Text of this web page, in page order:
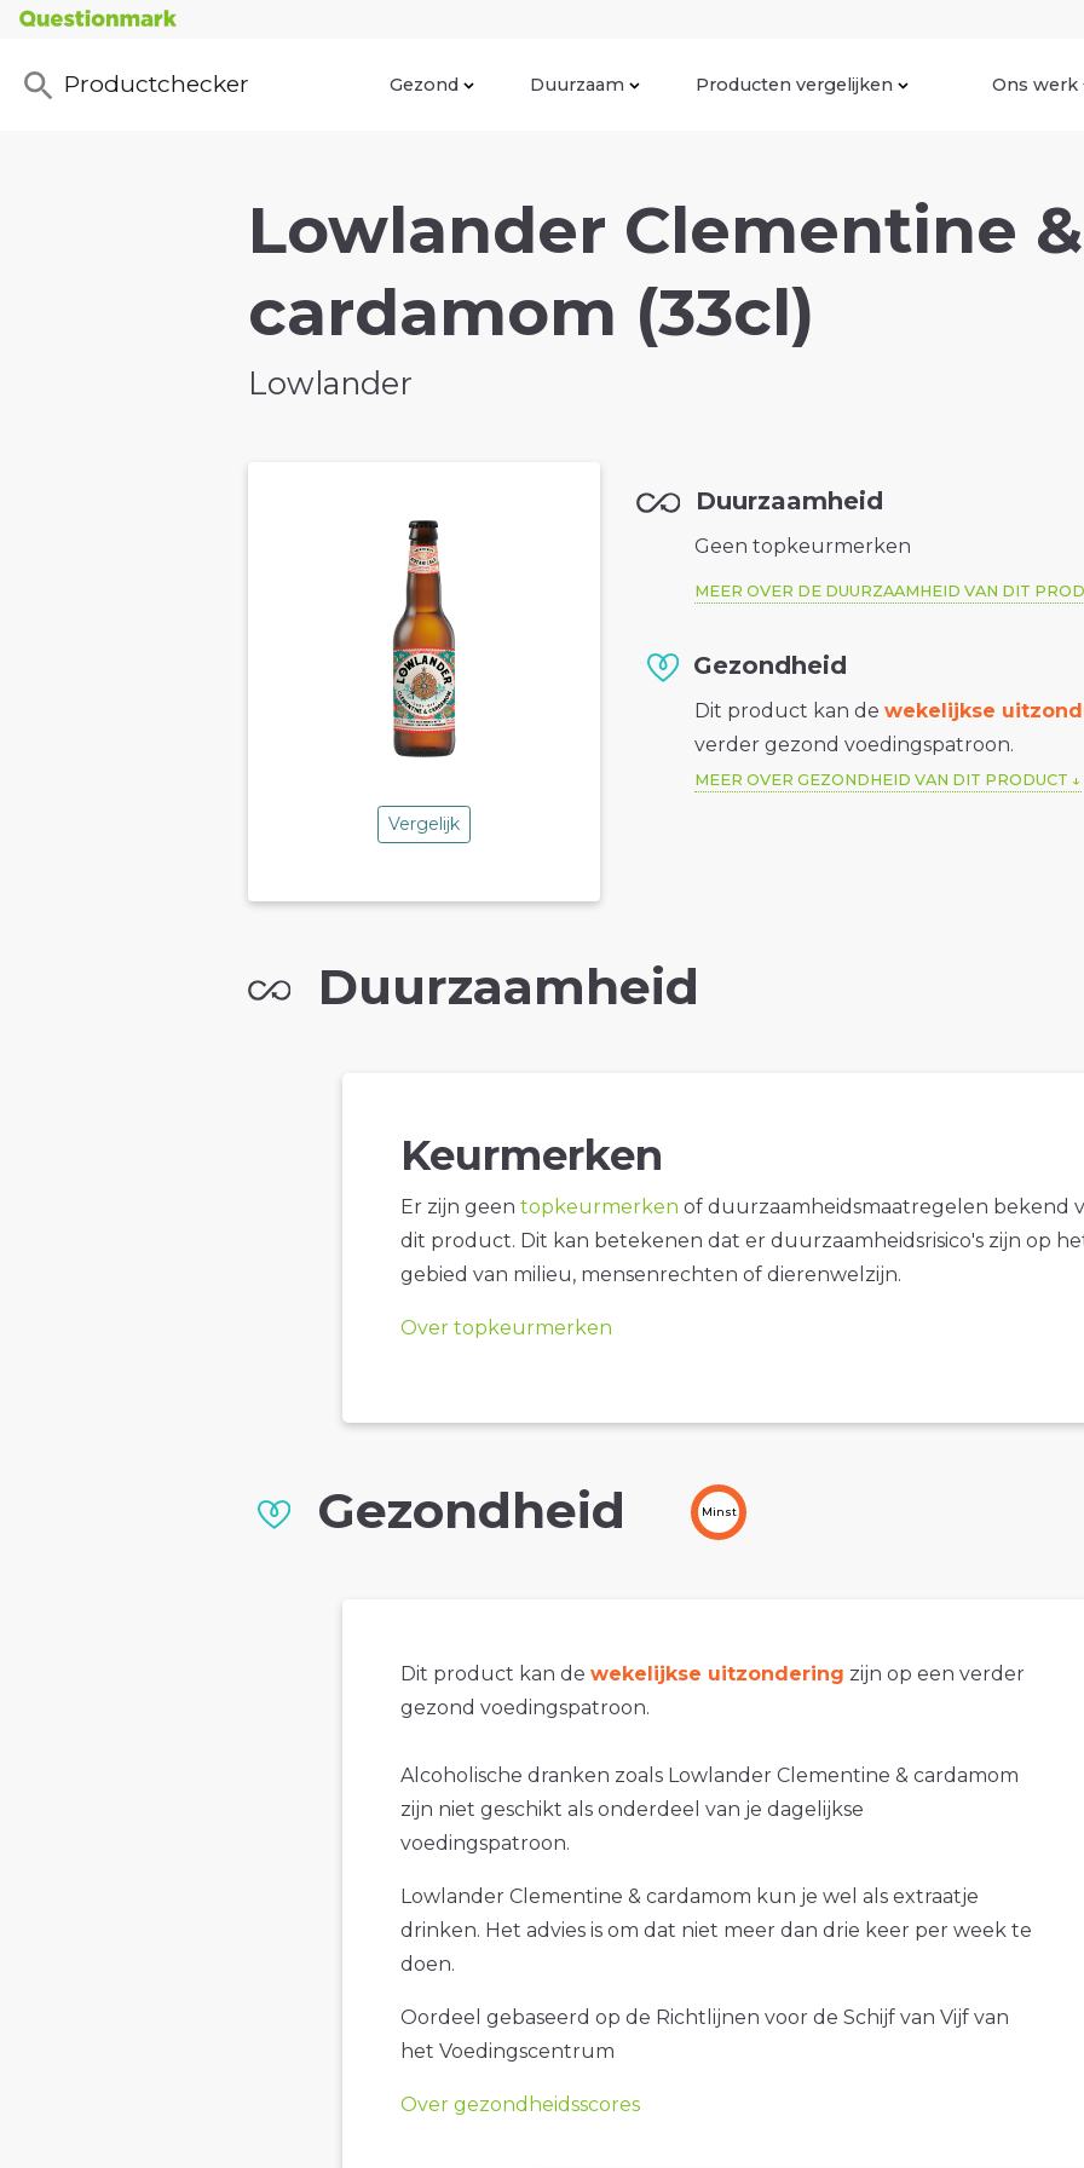
Productchecker Gezond Duurzaam Producten vergelijken Ons werk
Lowlander Clementine &
cardamom (33cl)
Lowlander
Vergelijk
Duurzaamheid
Geen topkeurmerken
MEER OVER DE DUURZAAMHEID VAN DIT
Gezondheid
Dit product kan dewekelijkse
verder gezond voedingspatroon.
MEER OVER GEZONDHEID VAN DIT PRODUCT
Duurzaamheid
Keurmerken
Er zijn geen topkeurmerken of duurzaamheidsmaatregelen bekend
dit product. Dit kan betekenen dat er duurzaamheidsrisico's zijn op
gebied van milieu, mensenrechten of dierenwelzijn.
Over topkeurmerken
Gezondheid Minst
Dit product kan de wekelijkse uitzondering zijn op een verder
gezond voedingspatroon.
Alcoholische dranken zoals Lowlander Clementine & cardamom
zijn niet geschikt als onderdeel van je dagelijkse
voedingspatroon.
Lowlander Clementine & cardamom kun je wel als extraatje
drinken. Het advies is om dat niet meer dan drie keer per week te
doen.
Oordeel gebaseerd op de Richtlijnen voor de Schijf van Vijf van
het Voedingscentrum
Over gezondheidsscores